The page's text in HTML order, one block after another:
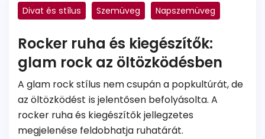
Divat és stílus Szemüveg Napszemüveg
Rocker ruha és kiegészítők:
glam rock az öltözködésben
A glam rock stílus nem csupán a popkultúrát, de
az öltözködést is jelentősen befolyásolta. A
rocker ruha és kiegészítők jellegzetes
megjelenése feldobhatja ruhatárát.